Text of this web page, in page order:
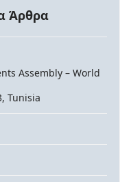
Άρθρα
Assembly – World
Tunisia